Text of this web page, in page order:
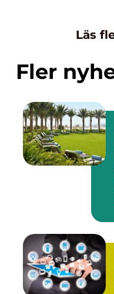
Läs
Fler